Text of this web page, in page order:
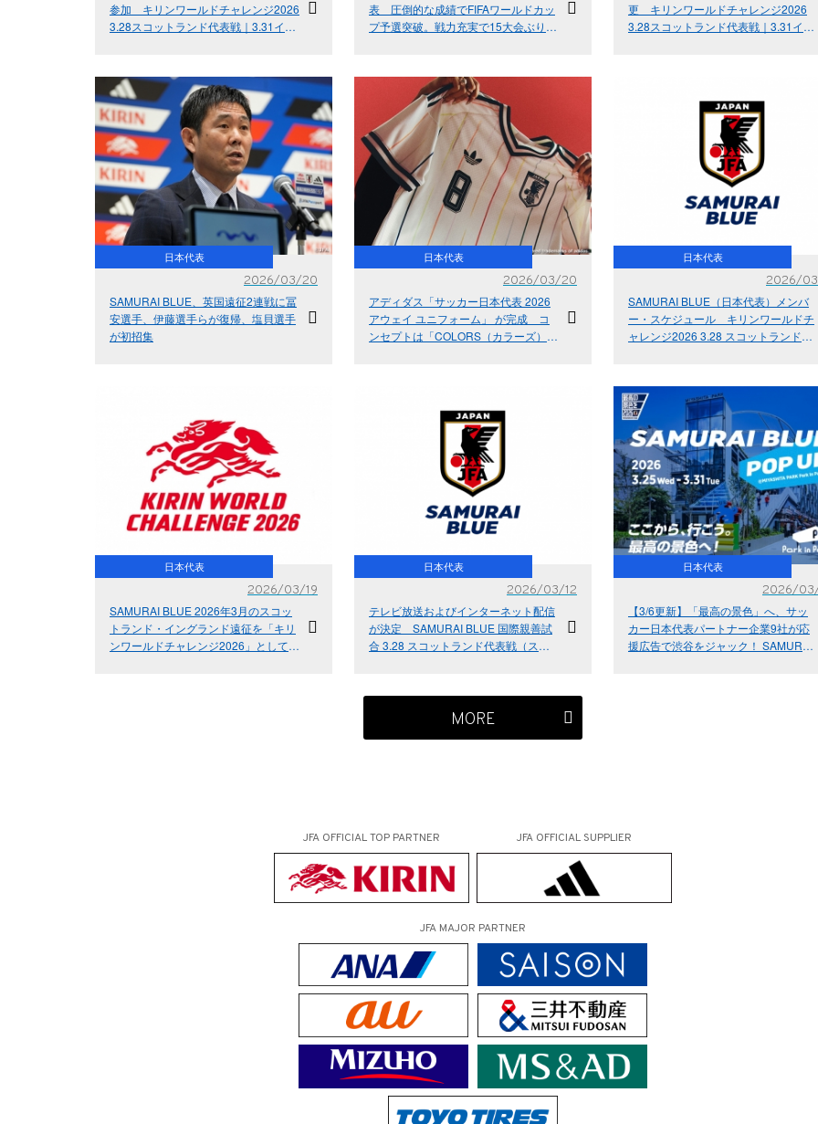
参加 キリンワールドチャレンジ2026
3.28スコットランド代表戦｜3.31イン
表 圧倒的な成績でFIFAワールドカッ
プ予選突破。戦力充実で15大会ぶりの
更 キリンワールドチャレンジ2026
3.28スコットランド代表戦｜3.31イン
日本代表
2026/03/20
SAMURAI BLUE、英国遠征2連戦に冨
安選手、伊藤選手らが復帰、塩貝選手
が初招集
日本代表
2026/03/20
アディダス「サッカー日本代表 2026
アウェイ ユニフォーム」 が完成 コ
ンセプトは「COLORS（カラーズ）」
日本代表
2026/
SAMURAI BLUE（日本代表）メンバ
ー・スケジュール キリンワールドチ
ャレンジ2026 3.28 スコットランド代
ンド／ロンドン）
日本代表
2026/03/19
SAMURAI BLUE 2026年3月のスコッ
トランド・イングランド遠征を「キリ
ンワールドチャレンジ2026」として実
日本代表
2026/03/12
テレビ放送およびインターネット配信
が決定 SAMURAI BLUE 国際親善試
合 3.28 スコットランド代表戦（スコ
ドン）
日本代表
2026/
【3/6更新】「最高の景色」へ、サッ
カー日本代表パートナー企業9社が応
援広告で渋谷をジャック！ SAMURAI
MORE
JFA OFFICIALTOP PARTNER JFA OFFICIAL SUPPLIER
JFA MAJOR PARTNER